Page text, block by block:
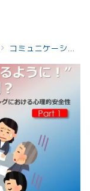
コミュニケーション